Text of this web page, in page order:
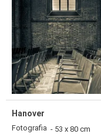
Hanover
Fotografia - 53 x 80 cm